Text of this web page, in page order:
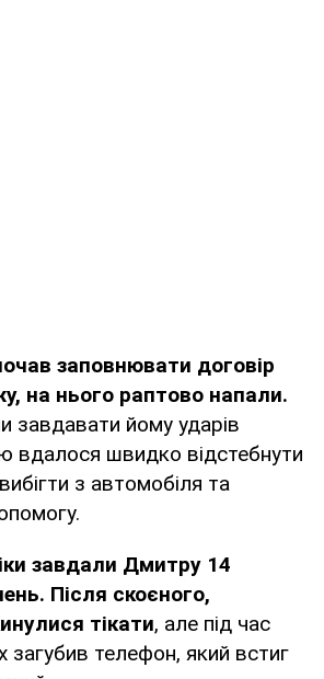
заповнювати договір
на нього раптово напали.
завдавати йому ударів
вдалося швидко відстебнути
з автомобіля та
завдали Дмитру 14
Після скоєного,
тікати, але під час
загубив телефон, який встиг